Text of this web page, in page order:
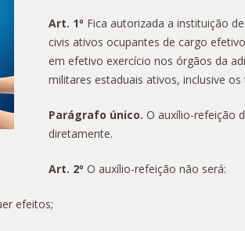
Art. 1º Fica autorizada a instituição
civis ativos ocupantes de cargo
em efetivo exercício nos órgãos da
militares estaduais ativos, inclusive
Parágrafo único. O auxílio-refeição
diretamente.
Art. 2º O auxílio-refeição não será:
efeitos;